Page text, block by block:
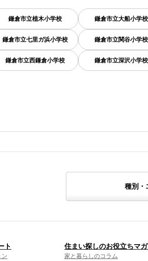
鎌倉市立植木小学校 鎌倉市立大船小学校
鎌倉市立七里ガ浜小学校 鎌倉市立関谷小学校
鎌倉市立西鎌倉小学校 鎌倉市立深沢小学校
種別・
ト
ン
住まい探しのお役立ちマ
家と暮らしのコラム